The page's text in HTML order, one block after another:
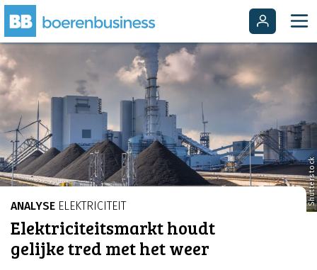
Shutterstock
ANALYSE ELEKTRICITEIT
Elektriciteitsmarkt houdt
gelijke tred met het weer